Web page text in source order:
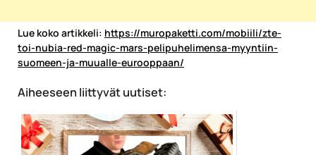
Lue koko artikkeli: https://muropaketti.com/mobiili/zte-
toi-nubia-red-magic-mars-pelipuhelimensa-myyntiin-
suomeen-ja-muualle-eurooppaan/
Aiheeseen liittyvät uutiset: